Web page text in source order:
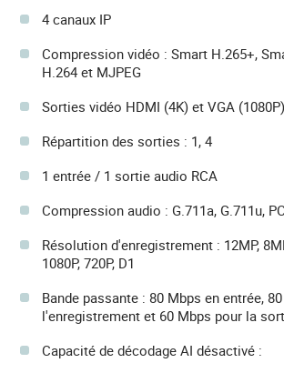
4 canaux IP
Compression vidéo : Smart H.265+,
H.264 et MJPEG
Sorties vidéo HDMI (4K) et VGA
Répartition des sorties : 1, 4
1 entrée / 1 sortie audio RCA
Compression audio : G.711a, G.711u,
Résolution d'enregistrement : 12MP,
1080P, 720P, D1
Bande passante : 80 Mbps en entrée,
l'enregistrement et 60 Mbps pour la
Capacité de décodage AI désactivé :